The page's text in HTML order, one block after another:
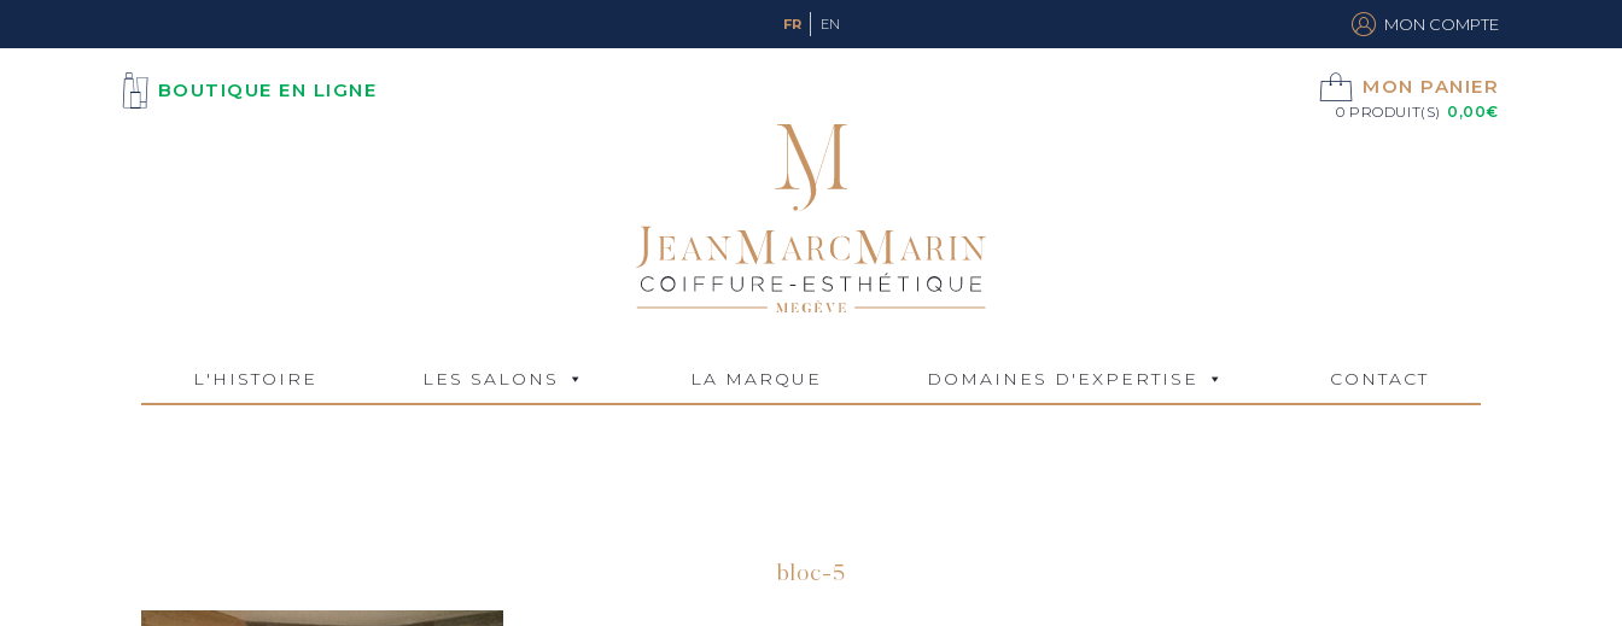
FR EN MON COMPTE
BOUTIQUE EN LIGNE MON PANIER
0 PRODUIT(S) 0,00€
L'HISTOIRE LES SALONS LA MARQUE DOMAINES D'EXPERTISE CONTACT
bloc-5